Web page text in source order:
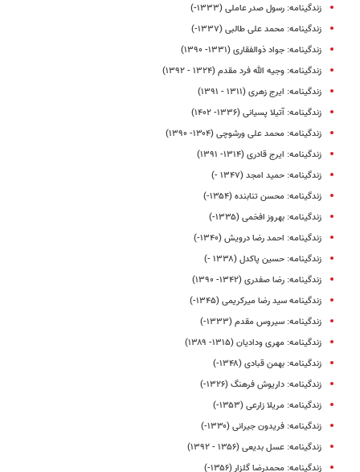
زندگینامه: رسول صدر عاملی (۱۳۳۳-)
زندگینامه: محمد علی طالبی (۱۳۳۷-)
زندگینامه: جواد ذوالفقاری (۱۳۳۱- ۱۳۹۰)
زندگینامه: وجیه‌ الله فرد مقدم (۱۳۲۴ - ۱۳۹۲)
زندگینامه: ایرج زهری (۱۳۱۱ - ۱۳۹۱)
زندگینامه: آتیلا پسیانی (۱۳۳۶- ۱۴۰۲)
زندگینامه: محمد علی ورشوچی (۱۳۰۴- ۱۳۹۰)
زندگینامه: ایرج قادری (۱۳۱۴- ۱۳۹۱)
زندگینامه: حمید امجد (۱۳۴۷ -)
زندگینامه: محسن تنابنده (۱۳۵۴-)
زندگینامه: بهروز افخمی (۱۳۳۵-)
زندگینامه: احمد رضا درویش (۱۳۴۰-)
زندگینامه: حسین پاکدل (۱۳۳۸ -)
زندگینامه: رضا صفدری (۱۳۴۲- ۱۳۹۰)
زندگینامه سید رضا میرکریمی (۱۳۴۵-)
زندگینامه: سیروس مقدم (۱۳۳۳-)
زندگینامه: مهری ودادیان (۱۳۱۵- ۱۳۸۹)
زندگینامه: بهمن قبادی (۱۳۴۸-)
زندگینامه: داریوش فرهنگ (۱۳۲۶-)
زندگینامه: مریلا زارعی (۱۳۵۳-)
زندگینامه: فریدون جیرانی (۱۳۳۰-)
زندگینامه: عسل بدیعی (۱۳۵۶ - ۱۳۹۲)
زندگینامه: محمدرضا گلزار (۱۳۵۶-)